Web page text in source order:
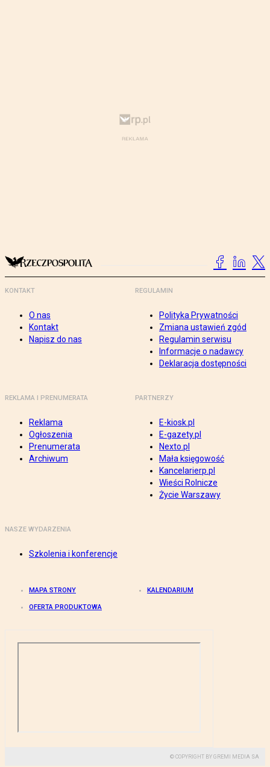
KONTAKT
O nas
Kontakt
Napisz do nas
REGULAMIN
Polityka Prywatności
Zmiana ustawień zgód
Regulamin serwisu
Informacje o nadawcy
Deklaracja dostępności
REKLAMA I PRENUMERATA
Reklama
Ogłoszenia
Prenumerata
Archiwum
PARTNERZY
E-kiosk.pl
E-gazety.pl
Nexto.pl
Mała księgowość
Kancelarierp.pl
Wieści Rolnicze
Życie Warszawy
NASZE WYDARZENIA
Szkolenia i konferencje
MAPA STRONY KALENDARIUM
OFERTA PRODUKTOWA
© COPYRIGHT BY GREMI MEDIA SA